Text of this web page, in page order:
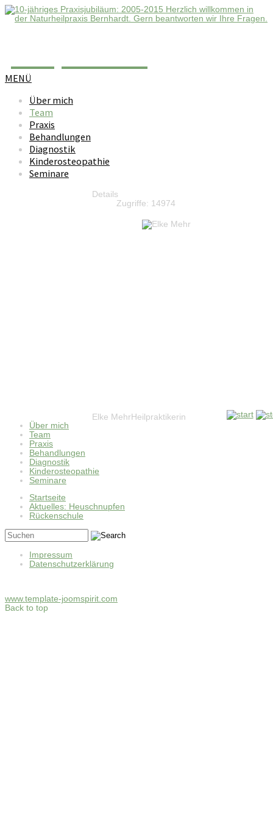
MENÜ
Über mich
Team
Praxis
Behandlungen
Diagnostik
Kinderosteopathie
Seminare
Details
Zugriffe: 14974
Elke Mehr Heilpraktikerin
Über mich
Team
Praxis
Behandlungen
Diagnostik
Kinderosteopathie
Seminare
Startseite
Aktuelles: Heuschnupfen
Rückenschule
Impressum
Datenschutzerklärung
www.template-joomspirit.com
Back to top